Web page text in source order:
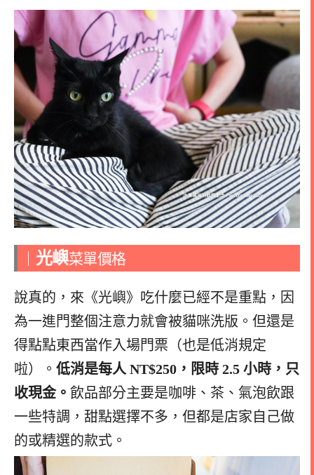
光嶼菜單價格
說真的，來《光嶼》吃什麼已經不是重點，因
為一進門整個注意力就會被貓咪洗版。但還是
得點點東西當作入場門票（也是低消規定
啦）。 低消是每人 NT$250，限時 2.5 小時，只
收現金。 飲品部分主要是咖啡、茶、氣泡飲跟
一些特調，甜點選擇不多，但都是店家自己做
的或精選的款式。